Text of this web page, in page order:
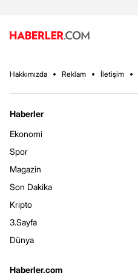
Hakkımızda Reklam İletişim
Haberler
Ekonomi
Spor
Magazin
Son Dakika
Kripto
3.Sayfa
Dünya
Haberler.com